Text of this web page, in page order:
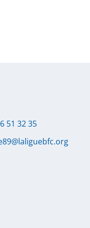
51 32 35